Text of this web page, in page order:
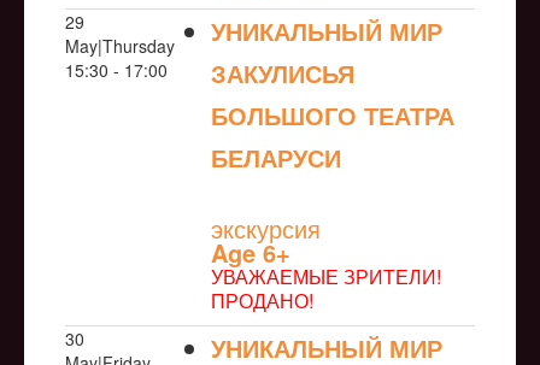
29
May|Thursday
15:30 - 17:00
УНИКАЛЬНЫЙ МИР
ЗАКУЛИСЬЯ
БОЛЬШОГО ТЕАТРА
БЕЛАРУСИ
экскурсия
Age 6+
УВАЖАЕМЫЕ ЗРИТЕЛИ!
ПРОДАНО!
30
УНИКАЛЬНЫЙ МИР